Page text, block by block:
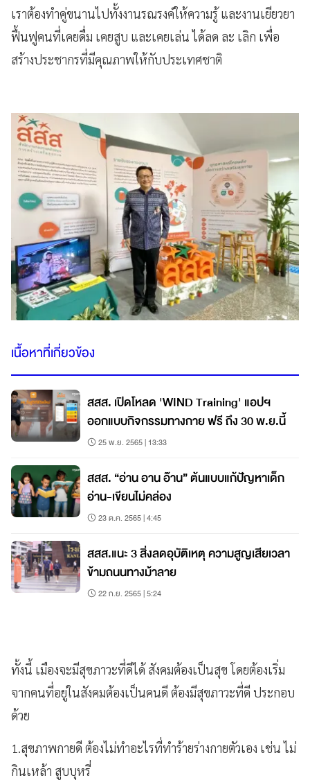
เราต้องทำคู่ขนานไปทั้งงานรณรงค์ให้ความรู้ และงานเยียวยา
ฟื้นฟูคนที่เคยดื่ม เคยสูบ และเคยเล่น ได้ลด ละ เลิก เพื่อ
สร้างประชากรที่มีคุณภาพให้กับประเทศชาติ
เนื้อหาที่เกี่ยวข้อง
สสส. เปิดโหลด 'WIND Training' แอปฯ
ออกแบบกิจกรรมทางกาย ฟรี ถึง 30 พ.ย.นี้
25 พ.ย. 2565 | 13:33
สสส. “อ่าน อาน อ๊าน” ต้นแบบแก้ปัญหาเด็ก
อ่าน-เขียนไม่คล่อง
23 ต.ค. 2565 | 4:45
สสส.แนะ 3 สิ่งลดอุบัติเหตุ ความสูญเสียเวลา
ข้ามถนนทางม้าลาย
22 ก.ย. 2565 | 5:24
ทั้งนี้ เมืองจะมีสุขภาวะที่ดีได้ สังคมต้องเป็นสุข โดยต้องเริ่ม
จากคนที่อยู่ในสังคมต้องเป็นคนดี ต้องมีสุขภาวะที่ดี ประกอบ
ด้วย
1.สุขภาพกายดี ต้องไม่ทำอะไรที่ทำร้ายร่างกายตัวเอง เช่น ไม่
กินเหล้า สูบบุหรี่